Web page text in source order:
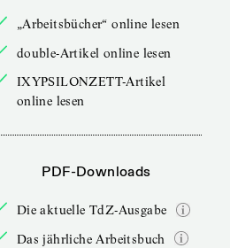
„Arbeitsbücher“ online lesen
double-Artikel online lesen
IXYPSILONZETT-Artikel
online lesen
PDF-Downloads
Die aktuelle TdZ-Ausgabe
Das jährliche Arbeitsbuch